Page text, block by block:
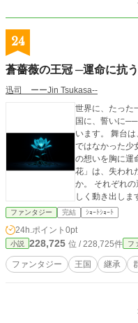
24
蒼薔薇の王冠 ─運命に抗
迅司 ーーJin Tsukasa--
世界に、たった
国に、誓いに
います。 舞台
ではなかった少
の想いを胸に運
花」は、失われ
か。 それぞれ
しく動き出し
血と誓い、愛と
あなた自身の中
物語を、届けら
ファンタジー 完結 ｼｮｰﾄｼｮｰﾄ
24h.ポイント 0pt
小説 228,725 位 / 228,725件 フ
ファンタジー 王国 継承